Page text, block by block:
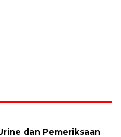
dan Pemeriksaan